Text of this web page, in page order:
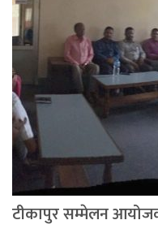
टीकापुर सम्मेलन